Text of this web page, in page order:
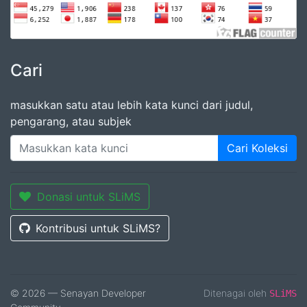
Cari
masukkan satu atau lebih kata kunci dari judul,
pengarang, atau subjek
Cari Koleksi
Donasi untuk SLiMS
Kontribusi untuk SLiMS?
© 2026 — Senayan Developer
Ditenagai oleh SLiMS